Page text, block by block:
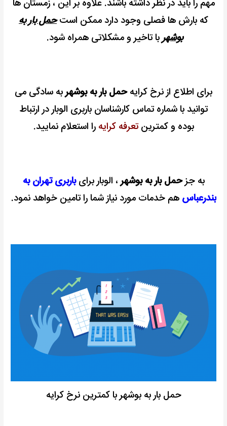
مهم را باید در نظر داشته باشند. علاوه بر این ، زمستان ها
که بارش ها فصلی وجود دارد ممکن استحمل بار به
بوشهربا تاخیر و مشکلاتی همراه شود.
برای اطلاع از نرخ کرایهحمل بار به بوشهربه سادگی می
توانیدبا شماره تماس کارشناسان باربری الوبار در ارتباط
بوده و کمترینتعرفه کرایه را استعلام نمایید.
به جزحمل بار به بوشهر، الوبار برایباربری تهران به
بندرعباس هم خدمات مورد نیاز شما را تامین خواهد نمود.
حمل بار به بوشهر با کمترین نرخ کرایه